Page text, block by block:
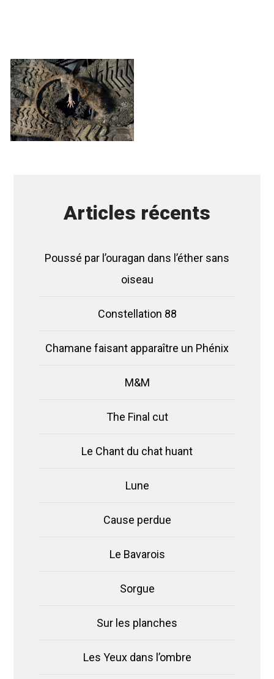
Articles récents
Poussé par l’ouragan dans l’éther sans
oiseau
Constellation 88
Chamane faisant apparaître un Phénix
M&M
The Final cut
Le Chant du chat huant
Lune
Cause perdue
Le Bavarois
Sorgue
Sur les planches
Les Yeux dans l’ombre